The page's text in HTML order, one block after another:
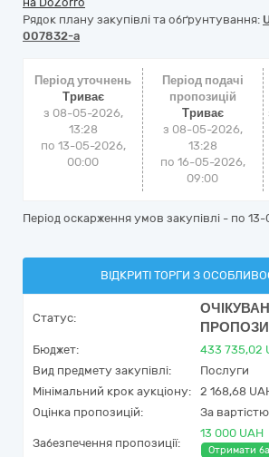
Рядок плану закупівлі та обґрунтування:
007832-a
Період уточнень
Триває
з 08-05-2026,
13:28
по 13-05-2026,
00:00
Період подачі
пропозицій
Триває
з 08-05-2026,
13:28
по 16-05-2026,
09:00
Період оскарження умов закупівлі - по 13-
ВІДКРИТІ ТОРГИ З
Статус:
Бюджет: 433 735,02
Вид предмету закупівлі:
Послуги
Мінімальний крок аукціону:
2 168,68
Оцінка пропозицій:
За
Забезпечення пропозиції:
13 000 UAH
Отримати